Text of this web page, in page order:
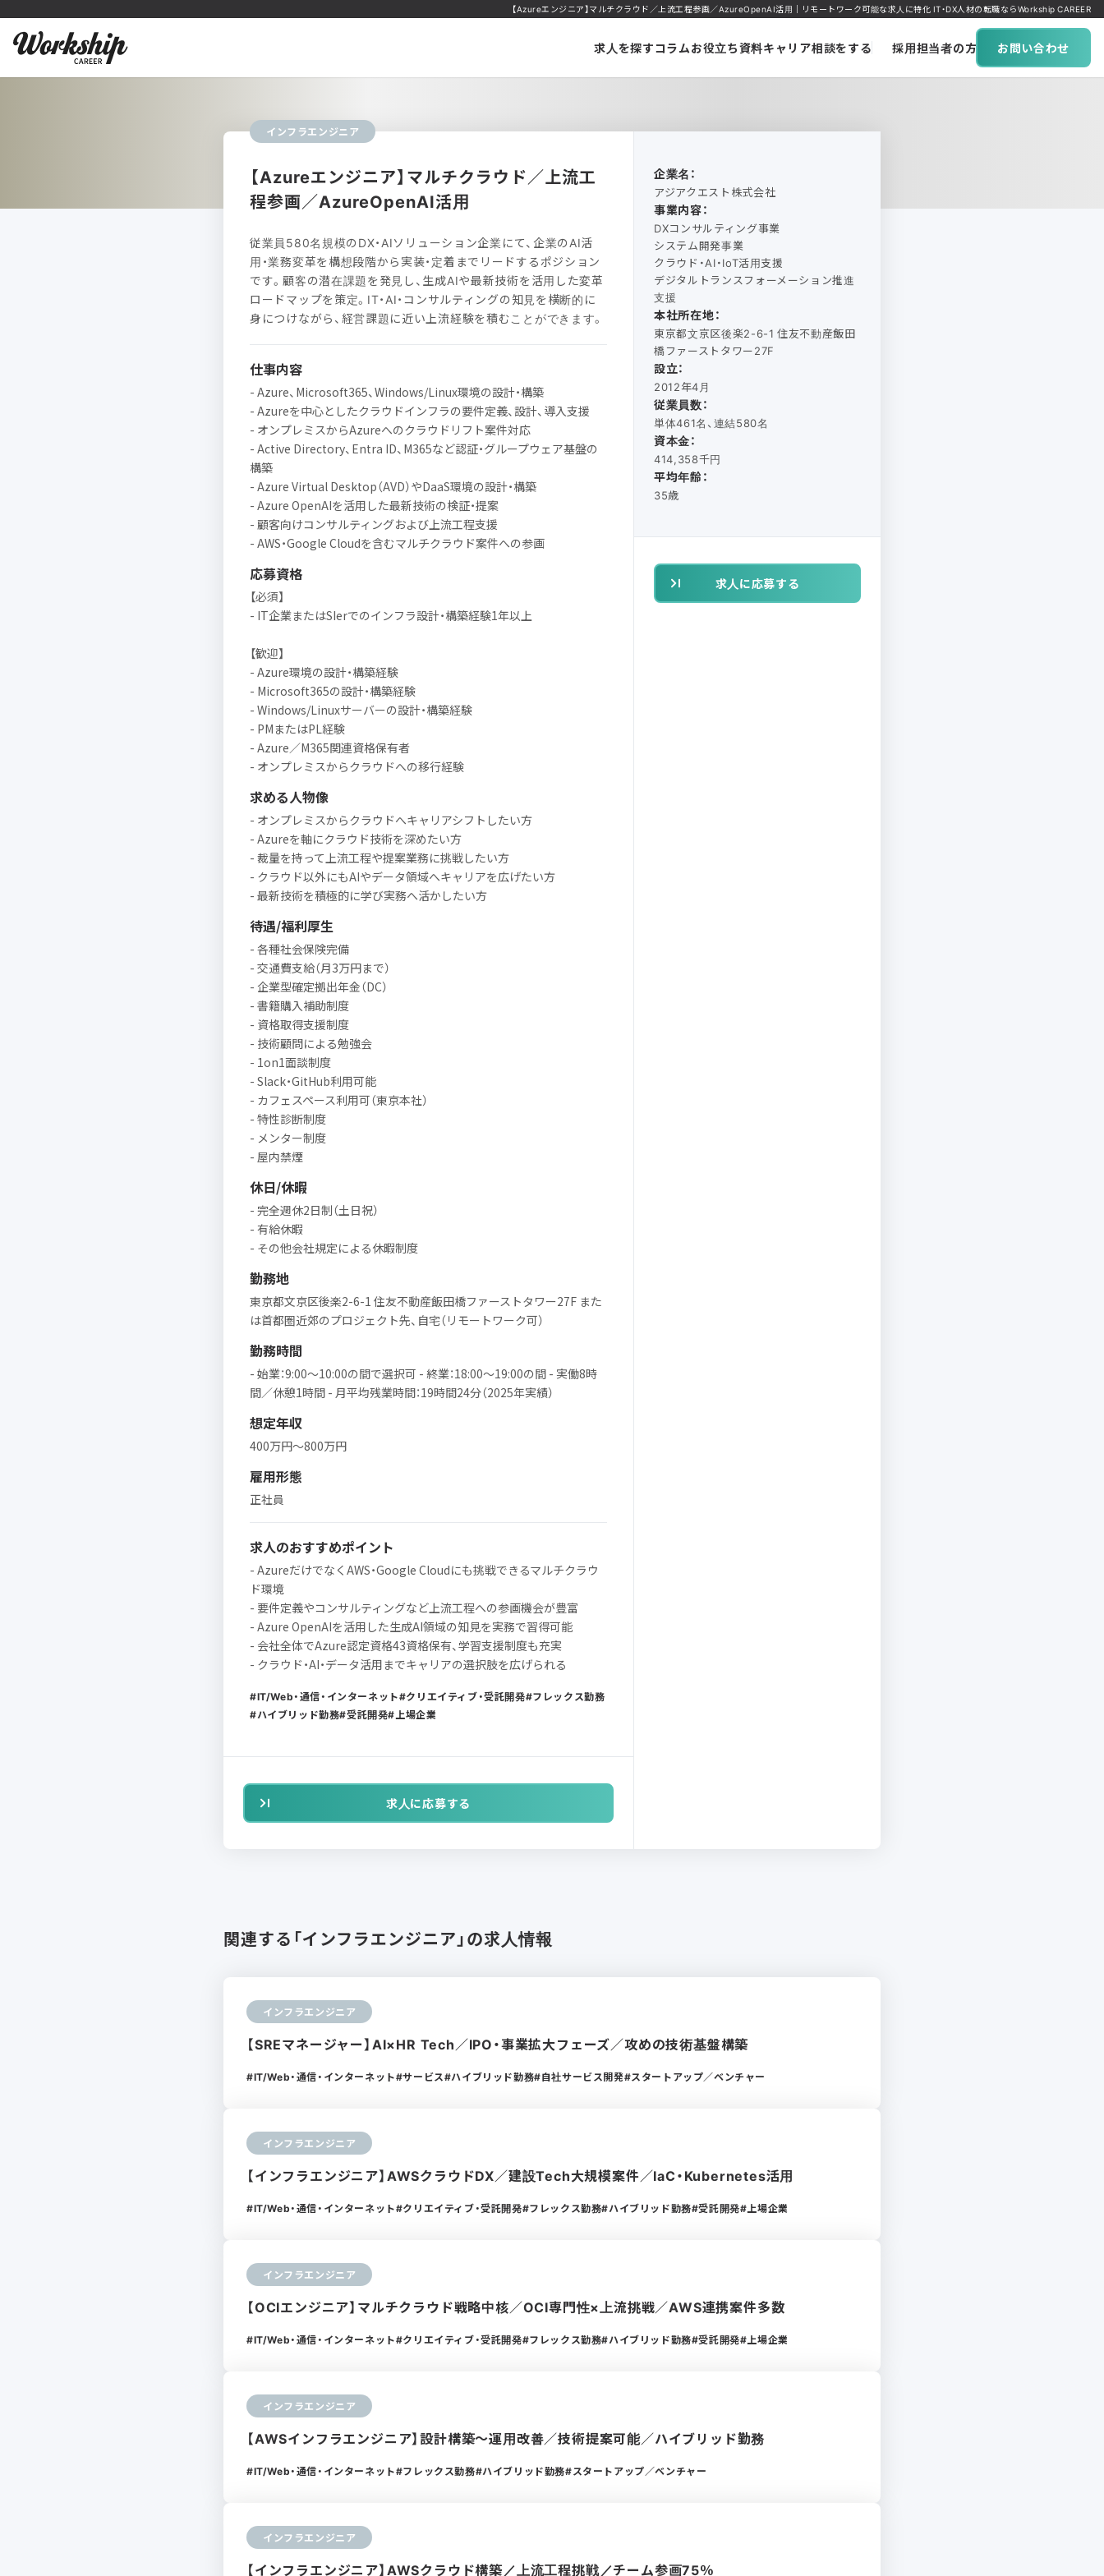
【Azureエンジニア】マルチクラウド／上流工程参画／AzureOpenAI活用｜リモートワーク可能な求人に特化 IT・DX人材の転職ならWorkship CAREER
求人を探すコラムお役立ち資料キャリア相談をする 採用担当者の方へ お問い合わせ
インフラエンジニア
【Azureエンジニア】マルチクラウド／上流工
程参画／AzureOpenAI活用
従業員580名規模のDX・AIソリューション企業にて、企業のAI活
用・業務変革を構想段階から実装・定着までリードするポジション
です。顧客の潜在課題を発見し、生成AIや最新技術を活用した変革
ロードマップを策定。IT・AI・コンサルティングの知見を横断的に
身につけながら、経営課題に近い上流経験を積むことができます。
仕事内容
- Azure、Microsoft365、Windows/Linux環境の設計・構築
- Azureを中心としたクラウドインフラの要件定義、設計、導入支援
- オンプレミスからAzureへのクラウドリフト案件対応
- Active Directory、Entra ID、M365など認証・グループウェア基盤の
構築
- Azure Virtual Desktop（AVD）やDaaS環境の設計・構築
- Azure OpenAIを活用した最新技術の検証・提案
- 顧客向けコンサルティングおよび上流工程支援
- AWS・Google Cloudを含むマルチクラウド案件への参画
応募資格
【必須】
- IT企業またはSIerでのインフラ設計・構築経験1年以上
【歓迎】
- Azure環境の設計・構築経験
- Microsoft365の設計・構築経験
- Windows/Linuxサーバーの設計・構築経験
- PMまたはPL経験
- Azure／M365関連資格保有者
- オンプレミスからクラウドへの移行経験
求める人物像
- オンプレミスからクラウドへキャリアシフトしたい方
- Azureを軸にクラウド技術を深めたい方
- 裁量を持って上流工程や提案業務に挑戦したい方
- クラウド以外にもAIやデータ領域へキャリアを広げたい方
- 最新技術を積極的に学び実務へ活かしたい方
待遇/福利厚生
- 各種社会保険完備
- 交通費支給（月3万円まで）
- 企業型確定拠出年金（DC）
- 書籍購入補助制度
- 資格取得支援制度
- 技術顧問による勉強会
- 1on1面談制度
- Slack・GitHub利用可能
- カフェスペース利用可（東京本社）
- 特性診断制度
- メンター制度
- 屋内禁煙
休日/休暇
- 完全週休2日制（土日祝）
- 有給休暇
- その他会社規定による休暇制度
勤務地
東京都文京区後楽2-6-1 住友不動産飯田橋ファーストタワー27F また
は首都圏近郊のプロジェクト先、自宅（リモートワーク可）
勤務時間
- 始業：9:00〜10:00の間で選択可 - 終業：18:00〜19:00の間 - 実働8時
間／休憩1時間 - 月平均残業時間：19時間24分（2025年実績）
想定年収
400万円〜800万円
雇用形態
正社員
求人のおすすめポイント
- AzureだけでなくAWS・Google Cloudにも挑戦できるマルチクラウ
ド環境
- 要件定義やコンサルティングなど上流工程への参画機会が豊富
- Azure OpenAIを活用した生成AI領域の知見を実務で習得可能
- 会社全体でAzure認定資格43資格保有、学習支援制度も充実
- クラウド・AI・データ活用までキャリアの選択肢を広げられる
IT/Web・通信・インターネット クリエイティブ・受託開発 フレックス勤務
ハイブリッド勤務 受託開発 上場企業
求人に応募する
企業名：
アジアクエスト株式会社
事業内容：
DXコンサルティング事業
システム開発事業
クラウド・AI・IoT活用支援
デジタルトランスフォーメーション推進
支援
本社所在地：
東京都文京区後楽2-6-1 住友不動産飯田
橋ファーストタワー27F
設立：
2012年4月
従業員数：
単体461名、連結580名
資本金：
414,358千円
平均年齢：
35歳
求人に応募する
関連する「インフラエンジニア」の求人情報
インフラエンジニア
【SREマネージャー】AI×HR Tech／IPO・事業拡大フェーズ／攻めの技術基盤構築
IT/Web・通信・インターネット サービス ハイブリッド勤務 自社サービス開発 スタートアップ／ベンチャー
インフラエンジニア
【インフラエンジニア】AWSクラウドDX／建設Tech大規模案件／IaC・Kubernetes活用
IT/Web・通信・インターネット クリエイティブ・受託開発 フレックス勤務 ハイブリッド勤務 受託開発 上場企業
インフラエンジニア
【OCIエンジニア】マルチクラウド戦略中核／OCI専門性×上流挑戦／AWS連携案件多数
IT/Web・通信・インターネット クリエイティブ・受託開発 フレックス勤務 ハイブリッド勤務 受託開発 上場企業
インフラエンジニア
【AWSインフラエンジニア】設計構築〜運用改善／技術提案可能／ハイブリッド勤務
IT/Web・通信・インターネット フレックス勤務 ハイブリッド勤務 スタートアップ／ベンチャー
インフラエンジニア
【インフラエンジニア】AWSクラウド構築／上流工程挑戦／チーム参画75％